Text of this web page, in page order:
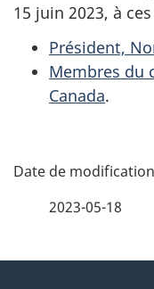
15 juin 2023, à
Président,
Membres du
Canada.
D
2023-05-18